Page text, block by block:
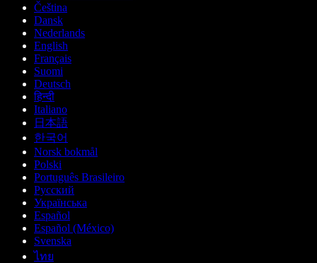
Čeština
Dansk
Nederlands
English
Français
Suomi
Deutsch
हिन्दी
Italiano
日本語
한국어
Norsk bokmål
Polski
Português Brasileiro
Русский
Українська
Español
Español (México)
Svenska
ไทย